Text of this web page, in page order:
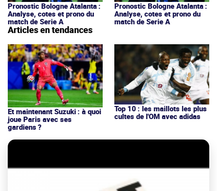
Pronostic Bologne Atalanta :
Analyse, cotes et prono du
match de Serie A
Pronostic Bologne Atalanta :
Analyse, cotes et prono du
match de Serie A
Articles en tendances
Et maintenant Suzuki : à quoi
joue Paris avec ses
gardiens ?
Top 10 : les maillots les plus
cultes de l'OM avec adidas